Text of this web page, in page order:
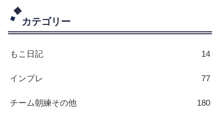
カテゴリー
もこ日記 14
インプレ 77
チーム朝練その他 180